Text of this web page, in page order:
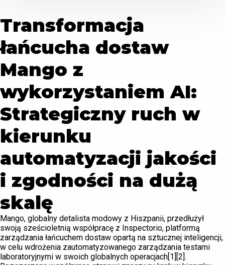
Transformacja
łańcucha dostaw
Mango z
wykorzystaniem AI:
Strategiczny ruch w
kierunku
automatyzacji jakości
i zgodności na dużą
skalę
Mango, globalny detalista modowy z Hiszpanii, przedłużył
swoją sześcioletnią współpracę z Inspectorio, platformą
zarządzania łańcuchem dostaw opartą na sztucznej inteligencji,
w celu wdrożenia zautomatyzowanego zarządzania testami
laboratoryjnymi w swoich globalnych operacjach[1][2].